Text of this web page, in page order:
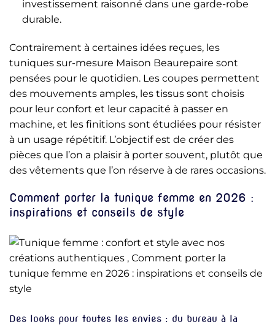
investissement raisonné dans une garde-robe
durable.
Contrairement à certaines idées reçues, les
tuniques sur-mesure Maison Beaurepaire sont
pensées pour le quotidien. Les coupes permettent
des mouvements amples, les tissus sont choisis
pour leur confort et leur capacité à passer en
machine, et les finitions sont étudiées pour résister
à un usage répétitif. L’objectif est de créer des
pièces que l’on a plaisir à porter souvent, plutôt que
des vêtements que l’on réserve à de rares occasions.
Comment porter la tunique femme en 2026 :
inspirations et conseils de style
Des looks pour toutes les envies : du bureau à la